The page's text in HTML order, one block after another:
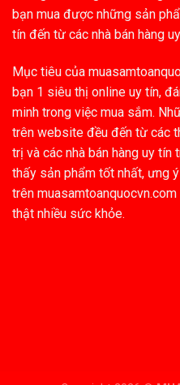
bạn mua được những sản
tín đến từ các nhà bán hàng
Mục tiêu của
bạn 1 siêu thị online uy tín,
minh trong việc mua sắm.
trên website đều đến từ các
trị và các nhà bán hàng uy
thấy sản phẩm tốt nhất, ưng
trên
thật nhiều sức khỏe.